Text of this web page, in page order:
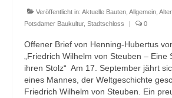
Veröffentlicht in: Aktuelle Bauten Allgemein
Potsdamer Baukultur, Stadtschloss | 0
Offener Brief von Henning-Hubertus
„Friedrich Wilhelm von Steuben – Eine
ihren Stolz“ Am 17. September jährt
eines Mannes, der Weltgeschichte
Friedrich Wilhelm von Steuben. Ein